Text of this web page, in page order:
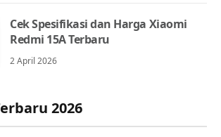
Cek Spesifikasi dan Harga Xiaomi
Redmi 15A Terbaru
2 April 2026
2026